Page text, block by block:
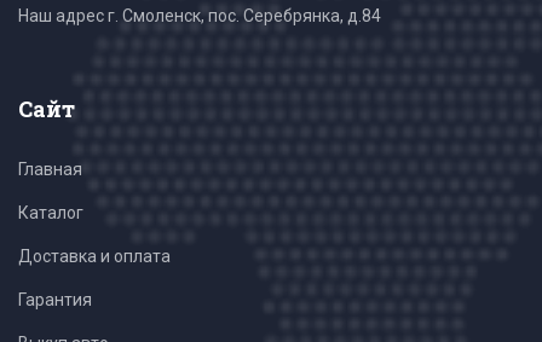
Наш адрес г. Смоленск, пос. Серебрянка, д.84
Сайт
Главная
Каталог
Доставка и оплата
Гарантия